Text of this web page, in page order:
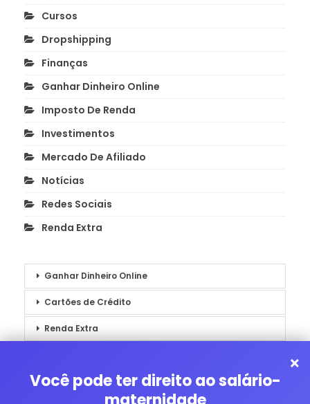
Cursos
Dropshipping
Finanças
Ganhar Dinheiro Online
Imposto De Renda
Investimentos
Mercado De Afiliado
Notícias
Redes Sociais
Renda Extra
Ganhar Dinheiro Online
Cartões de Crédito
Renda Extra
×
Você pode ter direito ao salário-